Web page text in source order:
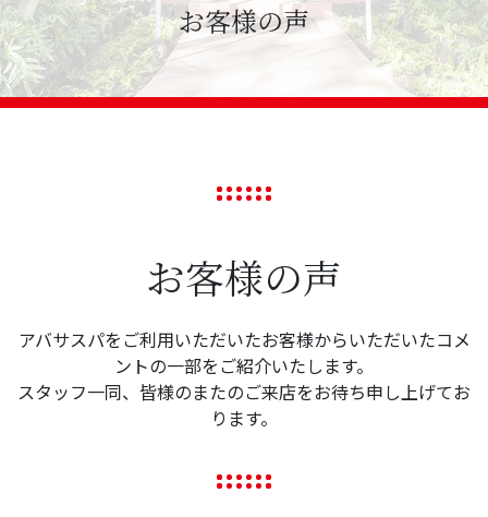
お客様の声
お客様の声
アバサスパをご利用いただいたお客様からいただいたコメ
ントの一部をご紹介いたします。
スタッフ一同、皆様のまたのご来店をお待ち申し上げてお
ります。